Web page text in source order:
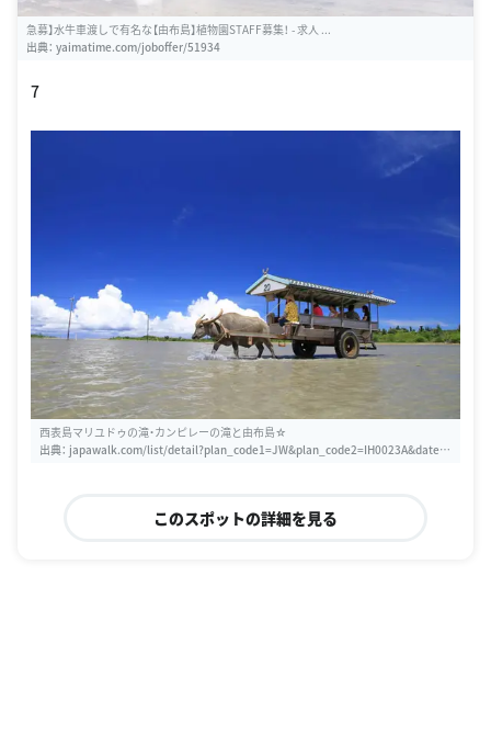
急募】水牛車渡しで有名な【由布島】植物園STAFF募集！ - 求人 ...
出典： yaimatime.com/joboffer/51934
7
西表島マリユドゥの滝・カンピレーの滝と由布島☆
出典： japawalk.com/list/detail?plan_code1=JW&plan_code2=IH0023A&date_f
このスポットの詳細を見る